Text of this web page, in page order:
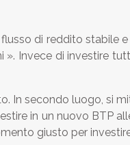
di reddito stabile
Invece di investire
In secondo luogo, si
in un nuovo BTP
giusto per